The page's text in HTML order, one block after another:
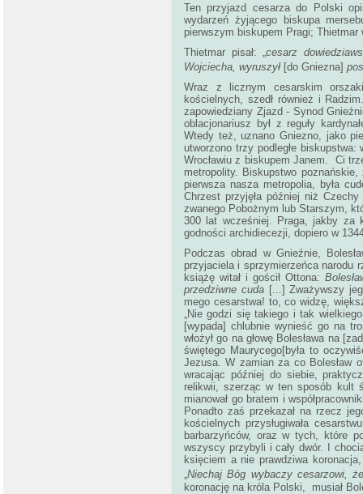
Ten przyjazd cesarza do Polski
wydarzeń żyjącego biskupa
pierwszym biskupem Pragi;
Thietmar pisał: „cesarz
Wojciecha, wyruszył [do Gniezna]
Wraz z licznym cesarskim
kościelnych, szedł również i
zapowiedziany Zjazd - Synod
oblacjonariusz był z reguły
Wtedy też, uznano Gniezno, jako
utworzono trzy podległe
Wrocławiu z biskupem Janem. Ci
metropolity. Biskupstwo
pierwsza nasza metropolia, była
Chrzest przyjęła później niż
zwanego Pobożnym lub Starszym,
300 lat wcześniej. Praga, jakby za
godności archidiecezji, dopiero w
Podczas obrad w Gnieźnie,
przyjaciela i sprzymierzeńca narodu
książę witał i gościł Ottona:
przedziwne cuda[...] Zważywszy
mego cesarstwa! to, co widzę,
„Nie godzi się takiego i tak
[wypada] chlubnie wynieść go na
włożył go na głowę Bolesława na
świętego Maurycego[była to
Jezusa. W zamian za co Bolesław
wracając później do siebie,
relikwii, szerząc w ten sposób kult
mianował go bratem i
Ponadto zaś przekazał na rzecz
kościelnych przysługiwała
barbarzyńców, oraz w tych, które
wszyscy przybyli i cały dwór. I
księciem a nie prawdziwa
„Niechaj Bóg wybaczy cesarzowi,
koronację na króla Polski, musiał